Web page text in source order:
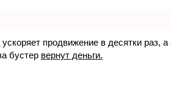
ускоряет продвижение в десятки раз,
бустер вернут деньги.